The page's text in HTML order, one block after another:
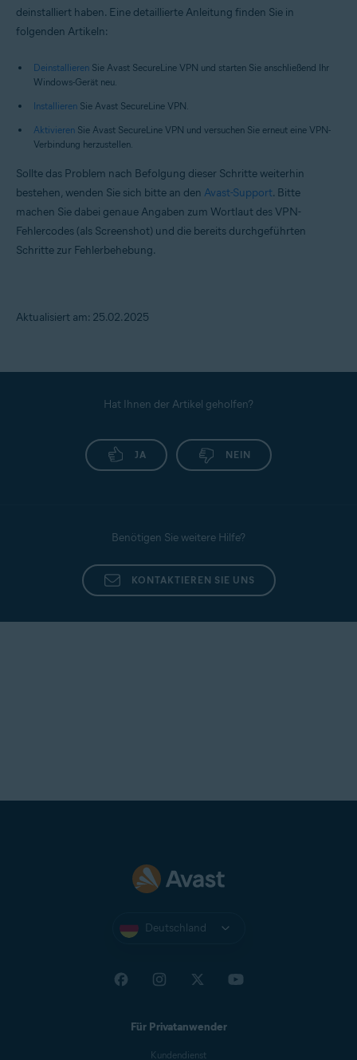
deinstalliert haben. Eine detaillierte Anleitung finden Sie in
folgenden Artikeln:
Deinstallieren Sie Avast SecureLine VPN und starten Sie anschließend Ihr
Windows-Gerät neu.
Installieren Sie Avast SecureLine VPN.
Aktivieren Sie Avast SecureLine VPN und versuchen Sie erneut eine VPN-
Verbindung herzustellen.
Sollte das Problem nach Befolgung dieser Schritte weiterhin
bestehen, wenden Sie sich bitte an den Avast-Support. Bitte
machen Sie dabei genaue Angaben zum Wortlaut des VPN-
Fehlercodes (als Screenshot) und die bereits durchgeführten
Schritte zur Fehlerbehebung.
Aktualisiert am: 25.02.2025
Hat Ihnen der Artikel geholfen?
JA NEIN
Benötigen Sie weitere Hilfe?
KONTAKTIEREN SIE UNS
Deutschland
Für Privatanwender
Kundendienst